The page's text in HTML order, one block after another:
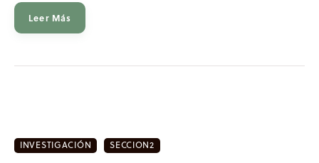
Leer Más
INVESTIGACIÓN SECCION2